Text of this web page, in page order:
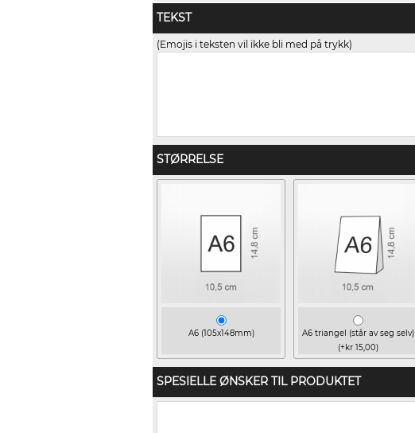
TEKST
(Emojis i teksten vil ikke bli med på trykk)
STØRRELSE
A6 (105x148mm)
A6 triangel (står av seg selv)
(+kr 15,00)
SPESIELLE ØNSKER TIL PRODUKTET